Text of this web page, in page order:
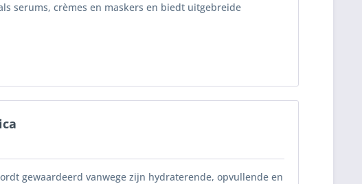
serums, crèmes en maskers en biedt uitgebreide
gewaardeerd vanwege zijn hydraterende, opvullende en